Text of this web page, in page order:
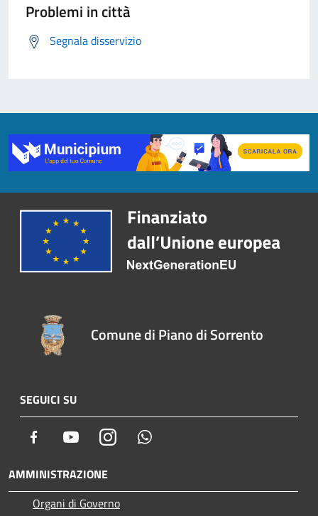
Problemi in città
Segnala disservizio
Comune di Piano di Sorrento
SEGUICI SU
Facebook YoutubeInstagram
AMMINISTRAZIONE
Organi di Governo